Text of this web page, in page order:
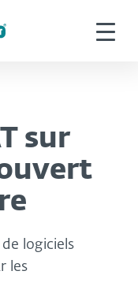
sur
logiciels
les